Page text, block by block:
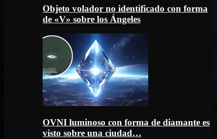
Objeto volador no identificado con forma
de «V» sobre los Ángeles
OVNI luminoso con forma de diamante es
visto sobre una ciudad…